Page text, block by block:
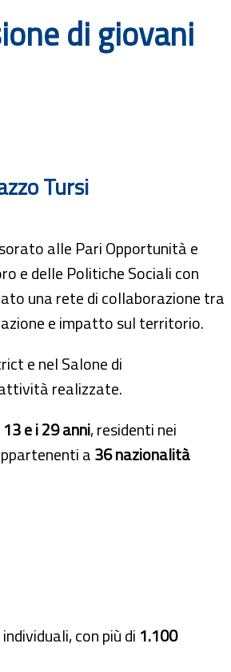
di giovani
Tursi
alle Pari Opportunità e
e delle Politiche Sociali con
una rete di collaborazione tra
e impatto sul territorio.
e nel Salone di
realizzate.
13 e i 29 anni, residenti nei
a36 nazionalità
con più di 1.100